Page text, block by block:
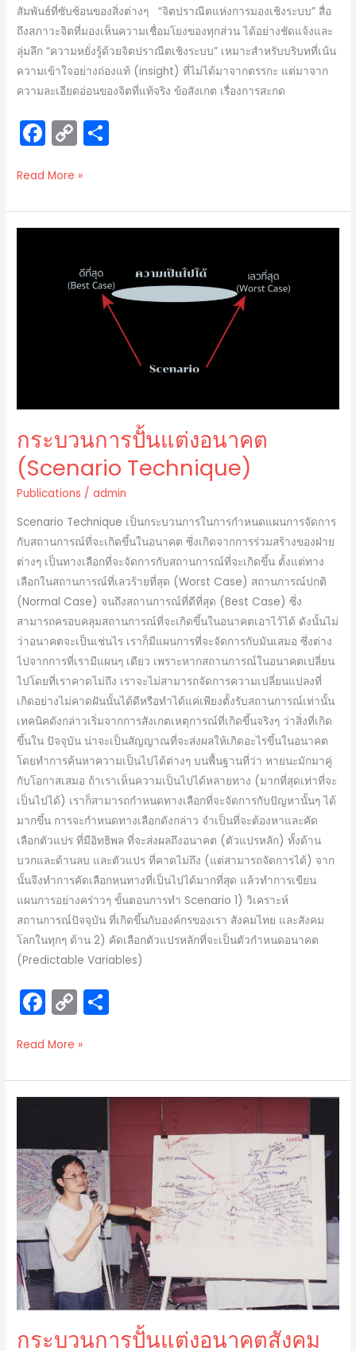
สัมพันธ์ที่ซับซ้อนของสิ่งต่างๆ “จิตปราณีตแห่งการมองเชิงระบบ” สื่อ
ถึงสภาวะจิตที่มองเห็นความเชื่อมโยงของทุกส่วน ได้อย่างชัดแจ้งและ
ลุ่มลึก “ความหยั่งรู้ด้วยจิตปราณีตเชิงระบบ” เหมาะสำหรับบริบทที่เน้น
ความเข้าใจอย่างถ่องแท้ (insight) ที่ไม่ได้มาจากตรรกะ แต่มาจาก
ความละเอียดอ่อนของจิตที่แท้จริง ข้อสังเกต เรื่องการสะกด
F
a
c
e
b
C
o
p
y
Li
n
k
e
Read More »
กระบวนการปั้นแต่งอนาคต
(Scenario Technique)
Publications /admin
Scenario Technique เป็นกระบวนการในการกำหนดแผนการจัดการ
กับสถานการณ์ที่จะเกิดขึ้นในอนาคต ซึ่งเกิดจากการร่วมสร้างของฝ่าย
ต่างๆ เป็นทางเลือกที่จะจัดการกับสถานการณ์ที่จะเกิดขึ้น ตั้งแต่ทาง
เลือกในสถานการณ์ที่เลวร้ายที่สุด (Worst Case) สถานการณ์ปกติ
(Normal Case) จนถึงสถานการณ์ที่ดีที่สุด (Best Case) ซึ่ง
สามารถครอบคลุมสถานการณ์ที่จะเกิดขึ้นในอนาคตเอาไว้ได้ ดังนั้นไม่
ว่าอนาคตจะเป็นเช่นไร เราก็มีแผนการที่จะจัดการกับมันเสมอ ซึ่งต่าง
ไปจากการที่เรามีแผนๆ เดียว เพราะหากสถานการณ์ในอนาคตเปลี่ยน
ไปโดยที่เราคาดไม่ถึง เราจะไม่สามารถจัดการความเปลี่ยนแปลงที่
เกิดอย่างไม่คาดฝันนั้นได้ดีหรือทำได้แค่เพียงตั้งรับสถานการณ์เท่านั้น
เทคนิคดังกล่าวเริ่มจากการสังเกตเหตุการณ์ที่เกิดขึ้นจริงๆ ว่าสิ่งที่เกิด
ขึ้นใน ปัจจุบัน น่าจะเป็นสัญญาณที่จะส่งผลให้เกิดอะไรขึ้นในอนาคต
โดยทำการค้นหาความเป็นไปได้ต่างๆ บนพื้นฐานที่ว่า หายนะมักมาคู่
กับโอกาสเสมอ ถ้าเราเห็นความเป็นไปได้หลายทาง (มากที่สุดเท่าที่จะ
เป็นไปได้) เราก็สามารถกำหนดทางเลือกที่จะจัดการกับปัญหานั้นๆ ได้
มากขึ้น การจะกำหนดทางเลือกดังกล่าว จำเป็นที่จะต้องหาและคัด
เลือกตัวแปร ที่มีอิทธิพล ที่จะส่งผลถึงอนาคต (ตัวแปรหลัก) ทั้งด้าน
บวกและด้านลบ และตัวแปร ที่คาดไม่ถึง (แต่สามารถจัดการได้) จาก
นั้นจึงทำการคัดเลือกหนทางที่เป็นไปได้มากที่สุด แล้วทำการเขียน
แผนการอย่างคร่าวๆ ขั้นตอนการทำ Scenario 1) วิเคราะห์
สถานการณ์ปัจจุบัน ที่เกิดขึ้นกับองค์กรของเรา สังคมไทย และสังคม
โลกในทุกๆ ด้าน 2) คัดเลือกตัวแปรหลักที่จะเป็นตัวกำหนดอนาคต
(Predictable Variables)
F
a
c
e
b
o
k
C
o
p
y
Li
k
e
Read More »
กระบวนการปั้นแต่งอนาคตสังคม
กระบวนการ
แต่ง
อนาคต
สังคม
ไทย
Quo
Vadis
Thailand?
:
เมือง
จะ